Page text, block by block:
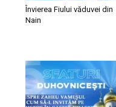
Învierea Fiului văduvei din
Nain